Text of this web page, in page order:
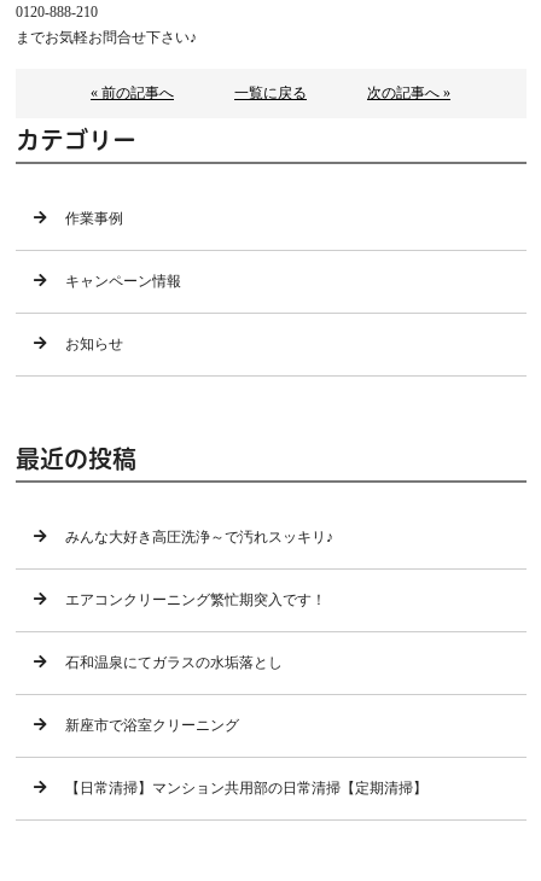
0120-888-210
までお気軽お問合せ下さい♪
« 前の記事へ 一覧に戻る 次の記事へ »
カテゴリー
作業事例
キャンペーン情報
お知らせ
最近の投稿
みんな大好き高圧洗浄～で汚れスッキリ♪
エアコンクリーニング繁忙期突入です！
石和温泉にてガラスの水垢落とし
新座市で浴室クリーニング
【日常清掃】マンション共用部の日常清掃【定期清掃】